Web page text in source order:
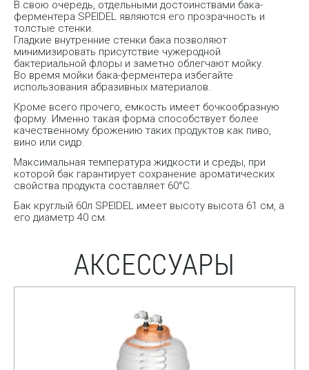
В свою очередь, отдельными достоинствами бака-
ферментера SPEIDEL являются его прозрачность и
толстые стенки.
Гладкие внутренние стенки бака позволяют
минимизировать присутствие чужеродной
бактериальной флоры и заметно облегчают мойку.
Во время мойки бака-ферментера избегайте
использования абразивных материалов.
Кроме всего прочего, емкость имеет бочкообразную
форму. Именно такая форма способствует более
качественному брожению таких продуктов как пиво,
вино или сидр.
Максимальная температура жидкости и среды, при
которой бак гарантирует сохранение ароматических
свойства продукта составляет 60°С.
Бак круглый 60л SPEIDEL имеет высоту высота 61 см, а
его диаметр 40 см.
АКСЕССУАРЫ